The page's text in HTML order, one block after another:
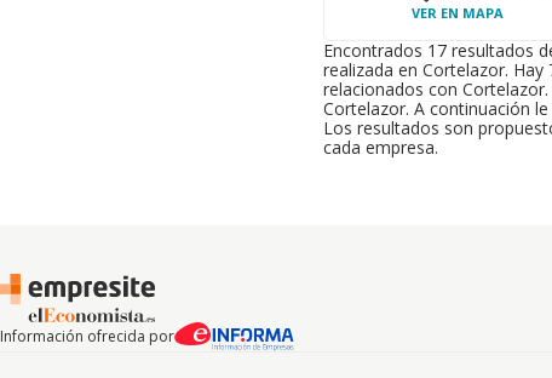
VER EN MAPA
Encontrados 17 resultados
realizada en Cortelazor.
relacionados con
Cortelazor. A continuación
Los resultados son
cada empresa.
Información ofrecida por